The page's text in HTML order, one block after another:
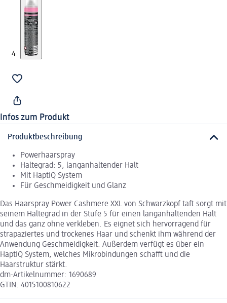
Infos zum Produkt
Produktbeschreibung
Powerhaarspray
Haltegrad: 5, langanhaltender Halt
Mit HaptIQ System
Für Geschmeidigkeit und Glanz
Das Haarspray Power Cashmere XXL von Schwarzkopf taft sorgt mit
seinem Haltegrad in der Stufe 5 für einen langanhaltenden Halt
und das ganz ohne verkleben. Es eignet sich hervorragend für
strapaziertes und trockenes Haar und schenkt ihm während der
Anwendung Geschmeidigkeit. Außerdem verfügt es über ein
HaptIQ System, welches Mikrobindungen schafft und die
Haarstruktur stärkt.
dm-Artikelnummer: 1690689
GTIN: 4015100810622